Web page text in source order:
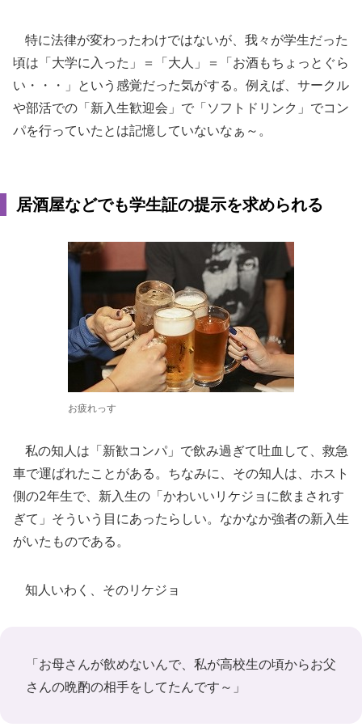
特に法律が変わったわけではないが、我々が学生だった
頃は「大学に入った」＝「大人」＝「お酒もちょっとぐら
い・・・」という感覚だった気がする。例えば、サークル
や部活での「新入生歓迎会」で「ソフトドリンク」でコン
パを行っていたとは記憶していないなぁ～。
居酒屋などでも学生証の提示を求められる
お疲れっす
私の知人は「新歓コンパ」で飲み過ぎて吐血して、救急
車で運ばれたことがある。ちなみに、その知人は、ホスト
側の2年生で、新入生の「かわいいリケジョに飲まされす
ぎて」そういう目にあったらしい。なかなか強者の新入生
がいたものである。
知人いわく、そのリケジョ
「お母さんが飲めないんで、私が高校生の頃からお父
さんの晩酌の相手をしてたんです～」